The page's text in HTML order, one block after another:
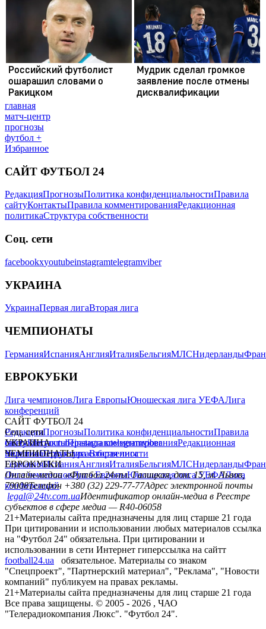
главная
матч-центр
прогнозы
футбол +
Избранное
САЙТ ФУТБОЛ 24
РедакцияПрогнозыПолитика конфиденциальностиПравила
сайтуКонтактыПравила комментированияРедакционная
политикаСтруктура собственности
Соц. сети
facebookxyoutubeinstagramtelegramviber
УКРАИНА
УкраинаПервая лигаВторая лига
ЧЕМПИОНАТЫ
ГерманияИспанияАнглияИталияБельгияМЛСНидерланды
ЕВРОКУБКИ
Лига чемпионовЛига ЕвропыЮношеская лига УЕФАЛига
конференций
САЙТ ФУТБОЛ 24
РедакцияПрогнозыПолитика конфиденциальностиПравила
сайтуКонтактыПравила комментированияРедакционная
политикаСтруктура собственности
Соц. сети
facebookxyoutubeinstagramtelegramviber
УКРАИНА
УкраинаПервая лигаВторая лига
ЧЕМПИОНАТЫ
ГерманияИспанияАнглияИталияБельгияМЛСНидерланды
ЕВРОКУБКИ
Лига чемпионовЛига ЕвропыЮношеская лига УЕФАЛига
конференций
Онлайн-медиа «Футбол 24»пл. Галицкая, дом. 15, м. Львов,
79008Телефон +380 (32) 229-77-77Адрес электронной почты
legal@24tv.com.uaИдентификатор онлайн-медиа в Реестре
субъектов в сфере медиа — R40-06058
21+Материалы сайта предназначены для лиц старше 21 года
При цитировании и использовании любых материалов ссылка
на "Футбол 24" обязательна. При цитировании и
использовании в сети Интернет гиперссылка на сайтт
football24.ua
обязательное. Материалы со знаком
"Спецпроект", "Партнерский материал", "Реклама", "Новости
компаний" публикуем на правах рекламы.
21+Материалы сайта предназначены для лиц старше 21 года
Все права защищены. © 2005 - 2026 , ЧАО
"Телерадиокомпания Люкс". "Футбол 24".